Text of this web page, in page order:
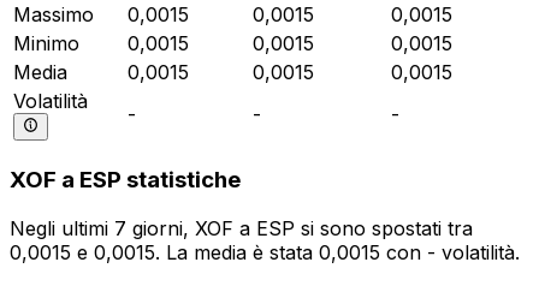
Massimo
0,0015 0,0015
0,0015
Minimo
0,0015 0,0015
0,0015
Media
0,0015 0,0015
0,0015
Volatilità
- - -
XOF a ESP statistiche
Negli ultimi 7 giorni, XOF a ESP si sono spostati tra
0,0015 e 0,0015. La media è stata 0,0015 con - volatilità.